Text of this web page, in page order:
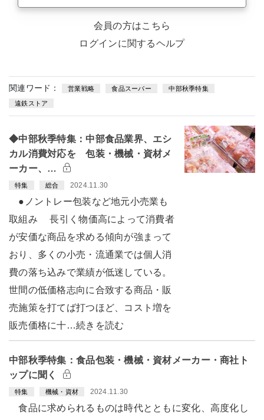
会員の方はこちら
ログインに関するヘルプ
関連ワード： 営業戦略 食品スーパー 中部秋季特集
遠鉄ストア
◆中部秋季特集：中部食品業界、エシ
カル消費対応を 包装・機械・資材メ
ーカー、…
特集 総合 2024.11.30
●ノントレー包装など地元小売業も
取組み 長引く物価高によって消費者
が安価な商品を求める傾向が強まって
おり、多くの小売・流通業では個人消
費の落ち込みで業績が低迷している。
世間の低価格志向に合致する商品・販
売施策を打てば打つほど、コスト増を
販売価格に十…続きを読む
中部秋季特集：食品包装・機械・資材メーカー・商社ト
ップに聞く
特集 機械・資材 2024.11.30
食品に求められるものは時代とともに変化、高度化し